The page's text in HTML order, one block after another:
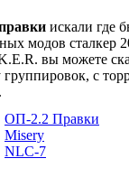
искали где
модов сталкер
вы можете
с
ОП-2.2 Правки
Misery
NLC-7